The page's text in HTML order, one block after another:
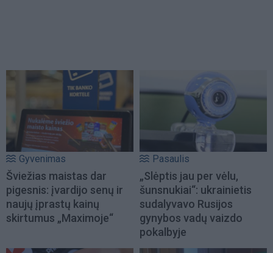
Gyvenimas
Šviežias maistas dar
pigesnis: įvardijo senų ir
naujų įprastų kainų
skirtumus „Maximoje“
Pasaulis
„Slėptis jau per vėlu,
šunsnukiai“: ukrainietis
sudalyvavo Rusijos
gynybos vadų vaizdo
pokalbyje